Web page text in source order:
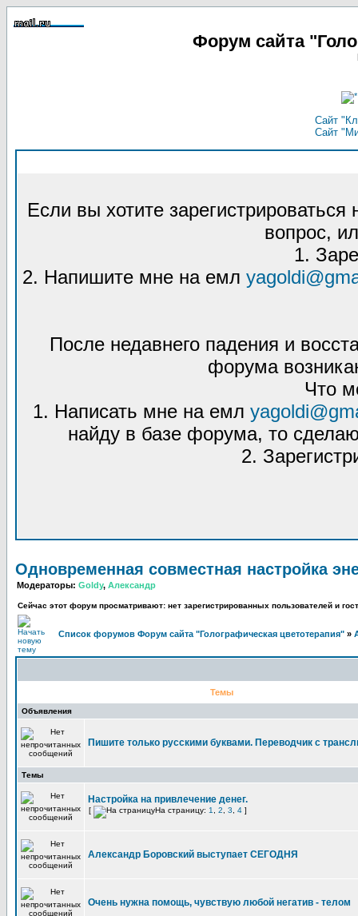
Форум сайта
Сайт
Сайт
Если вы хотите
вопрос,
1.
2. Напишите мне на емл
После недавнего падения и
форума
Что
1. Написать мне на емл
найду в базе форума, то
2.
Одновременная совместная настройка
Модераторы: Goldy, Александр
Сейчас этот форум просматривают: нет зарегистрированных пользователей и
Список форумов Форум сайта "Голографическая цветотерапия" »
Темы
Объявления
Пишите только русскими буквами. Переводчик с
Темы
Настройка на привлечение денег.
[ На страницу: 1 2 3 4 ]
Александр Боровский выступает СЕГОДНЯ
Очень нужна помощь, чувствую любой негатив - телом